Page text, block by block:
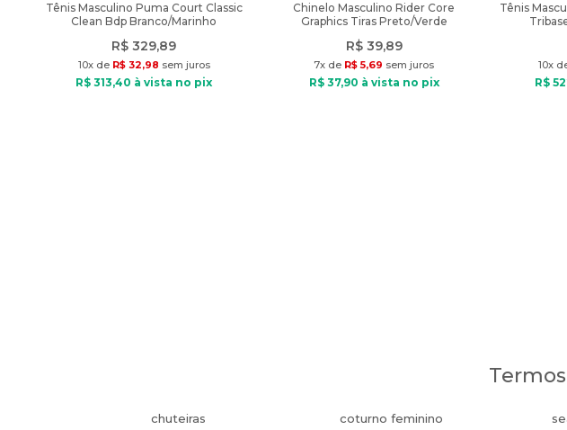
Tênis Masculino Puma Court Classic
Clean Bdp Branco/Marinho
R$ 329,89
10x de R$ 32,98 sem juros
R$ 313,40 à vista no pix
Chinelo Masculino Rider Core
Graphics Tiras Preto/Verde
R$ 39,89
7x de R$ 5,69 sem juros
R$ 37,90 à vista no pix
Tênis
10x
R$
chuteiras
coturno feminino